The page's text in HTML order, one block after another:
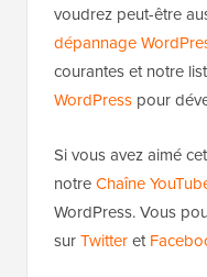
voudrez peut-être
dépannage
courantes et notre
WordPress pour
Si vous avez aimé
notreChaîne
WordPress. Vous
surTwitteret